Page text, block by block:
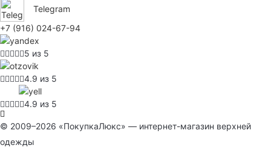
Telegram
+7 (916) 024-67-94
5 из 5
4.9 из 5
4.9 из 5
© 2009–2026 «ПокупкаЛюкс» — интернет-магазин верхней
одежды